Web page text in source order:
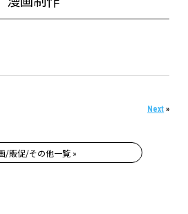
Next »
/販促/その他一覧 »